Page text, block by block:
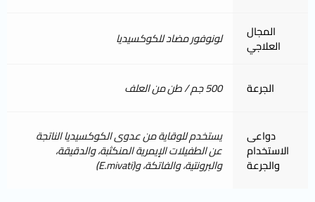
المجال
العلاجي لونوفور مضاد للكوكسيديا
الجرعة 500 جم / طن من العلف
دواعى
الاستخدام
والجرعة
يستخدم للوقاية من عدوى الكوكسيديا الناتجة
عن الطفيلات الإيمرية المنكثبة، والدقيقة،
والبرونتية، والفاتكة، و(E.mivati)